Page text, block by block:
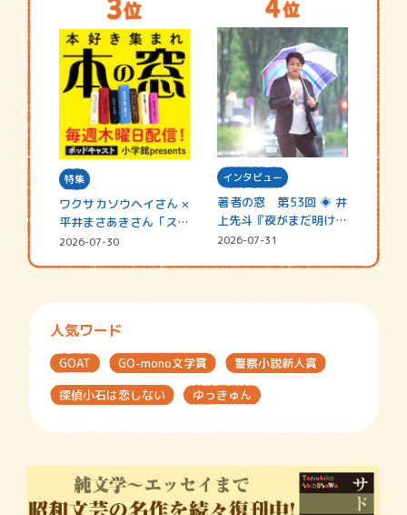
特集
ワクサカソウヘイさん ×
平井まさあきさん「スペ
シャ…
2026-07-30
インタビュー
著者の窓 第53回 ◈ 井
上先斗『夜がまだ明けな
い』
2026-07-31
人気ワード
GOAT GO-mono文学賞
警察小説新人賞
探偵小石は恋しない
ゆっきゅん